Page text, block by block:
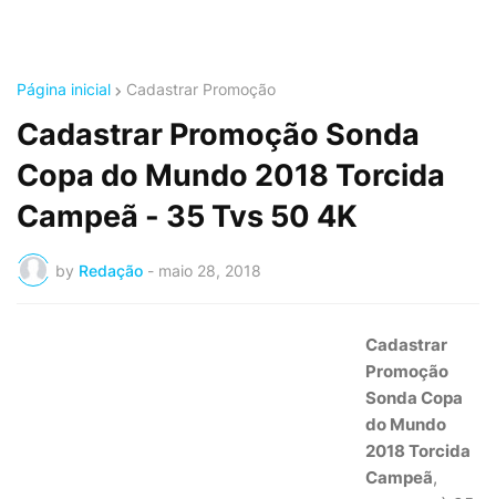
Página inicial Cadastrar Promoção
Cadastrar Promoção Sonda
Copa do Mundo 2018 Torcida
Campeã - 35 Tvs 50 4K
by Redação - maio 28, 2018
Cadastrar
Promoção
Sonda Copa
do Mundo
2018 Torcida
Campeã,